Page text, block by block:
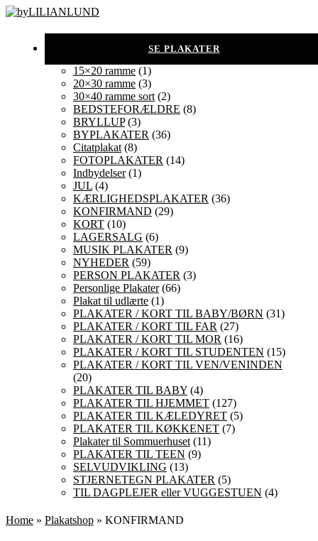
15×20 ramme (1)
20×30 ramme (3)
30×40 ramme sort (2)
BEDSTEFORÆLDRE (8)
BRYLLUP(3)
BYPLAKATER (36)
Citatplakat (8)
FOTOPLAKATER (14)
Indbydelser(1)
JUL (4)
KÆRLIGHEDSPLAKATER (36)
KONFIRMAND (29)
KORT (10)
LAGERSALG (6)
MUSIK PLAKATER (9)
NYHEDER (59)
PERSON PLAKATER (3)
Personlige Plakater(66)
Plakat til udlærte (1)
PLAKATER / KORT TIL BABY/BØRN (31)
PLAKATER / KORT TIL FAR (27)
PLAKATER / KORT TIL MOR (16)
PLAKATER / KORT TIL STUDENTEN (15)
PLAKATER / KORT TIL VEN/VENINDEN
(20)
PLAKATER TIL BABY (4)
PLAKATER TIL HJEMMET (127)
PLAKATER TIL KÆLEDYRET (5)
PLAKATER TIL KØKKENET (7)
Plakater til Sommuerhuset (11)
PLAKATER TIL TEEN (9)
SELVUDVIKLING (13)
STJERNETEGN PLAKATER (5)
TIL DAGPLEJER eller VUGGESTUEN (4)
Home » Plakatshop » KONFIRMAND